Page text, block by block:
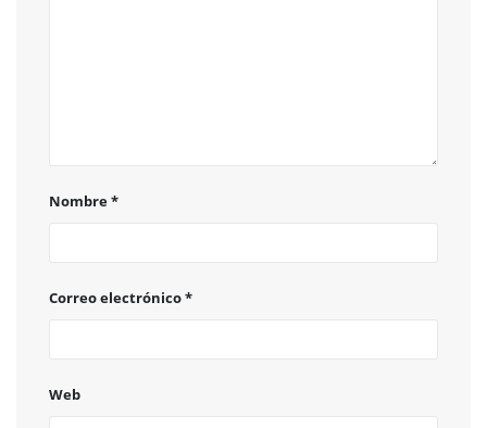
Nombre*
Correo electrónico*
Web